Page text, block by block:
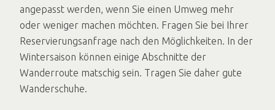
angepasst werden, wenn Sie einen Umweg mehr
oder weniger machen möchten. Fragen Sie bei Ihrer
Reservierungsanfrage nach den Möglichkeiten. In der
Wintersaison können einige Abschnitte der
Wanderroute matschig sein. Tragen Sie daher gute
Wanderschuhe.